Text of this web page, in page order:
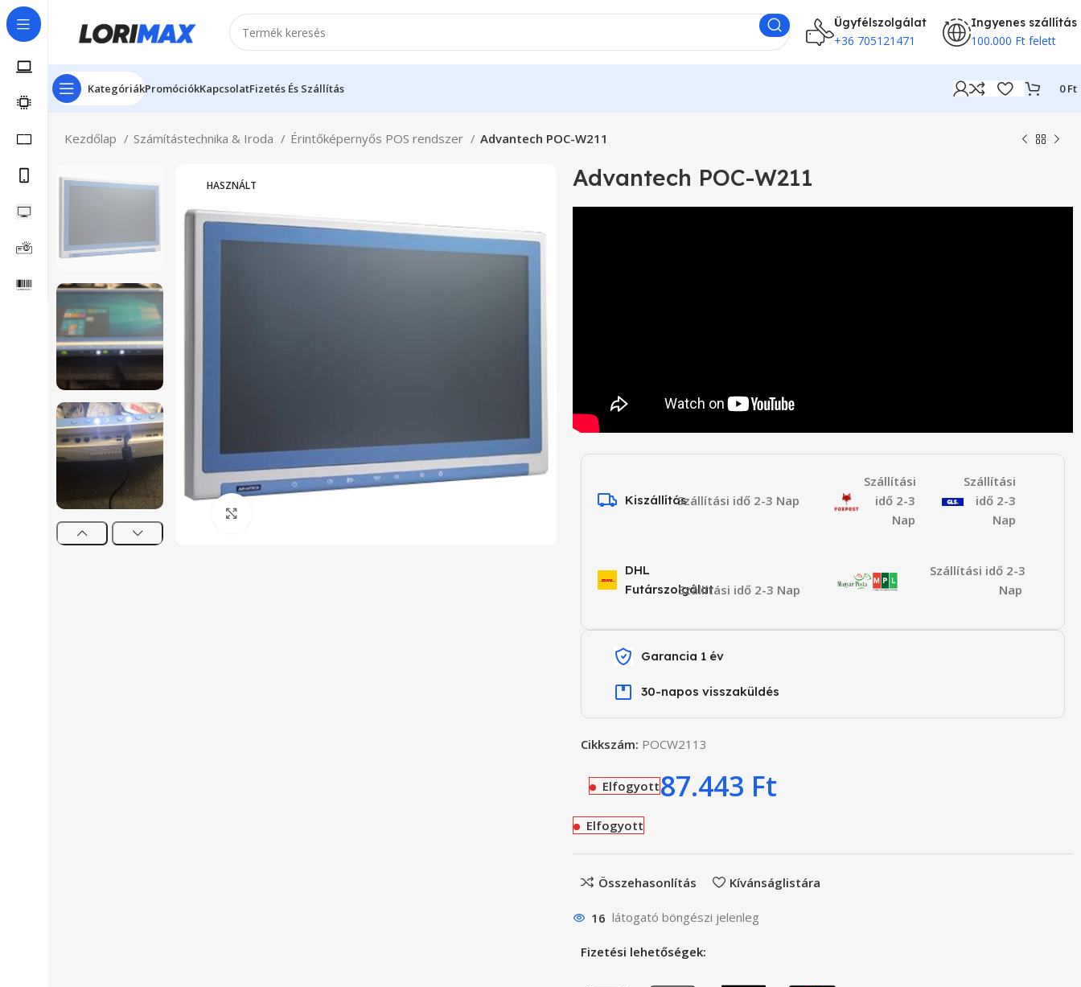
Ügyfélszolgálat
+36 705121471
Ingyenes szállítás
100.000 Ft felett
KategóriákPromóciókKapcsolatFizetés És Szállítás 0Ft
Kezdőlap Számítástechnika & Iroda Érintőképernyős POS rendszer Advantech POC-W211
HASZNÁLT Advantech POC-W211
KiszállításSzállítási idő 2-3 Nap
Szállítási
idő 2-3
Nap
Szállítási
idő 2-3
Nap
DHL
FutárszolgálatSzállítási idő 2-3 Nap
Szállítási idő 2-3
Nap
Garancia 1 év
30-napos visszaküldés
Cikkszám: POCW2113
Elfogyott87.443 Ft
Elfogyott
Összehasonlítás Kívánságlistára
16 látogató böngészi jelenleg
Fizetési lehetőségek: